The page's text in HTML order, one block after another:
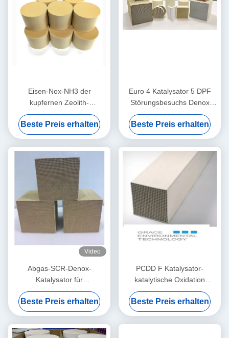
Eisen-Nox-NH3 der
kupfernen Zeolith-
Störungsbesuch-Katalysator-
selektiven katalytischen
Reduktion niedrige
Temperatur
Beste Preis erhalten
Euro 4 Katalysator 5 DPF
Störungsbesuchs Denox
benutzt in der selektiven
katalytischen Reduktion von
Nox
Beste Preis erhalten
Video
Abgas-SCR-Denox-
Katalysator für
Methangeneratorensätze
(Euro II-V-Norm)
Beste Preis erhalten
PCDD F Katalysator-
katalytische Oxidation
Störungsbesuchs Denox des
Dioxin-doppelten Effektes
TiO2 basierte V2O5 WO3
Beste Preis erhalten